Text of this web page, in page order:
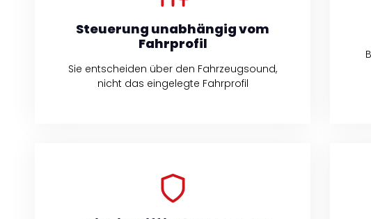
Steuerung unabhängig vom
Fahrprofil
Sie entscheiden über den Fahrzeugsound,
nicht das eingelegte Fahrprofil